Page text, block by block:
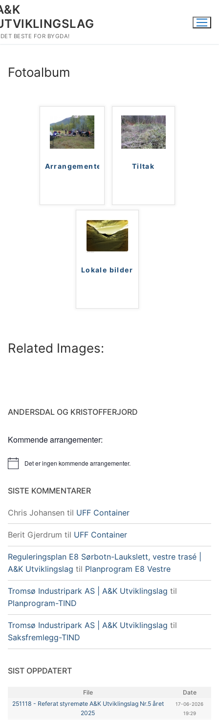
Hopp
til
innholdet
BESTE FOR BYGDA!
Fotoalbum
Arrangementer Tiltak
Lokale bilder
Related Images:
ANDERSDAL OG KRISTOFFERJORD
Kommende arrangementer:
MerknadDet er ingen kommende arrangementer.
SISTE KOMMENTARER
Chris Johansen til UFF Container
Berit Gjerdrum til UFF Container
Reguleringsplan E8 Sørbotn-Laukslett, vestre trasé |
A&K Utviklingslag til Planprogram E8 Vestre
Tromsø Industripark AS | A&K Utviklingslag til
Planprogram-TIND
Tromsø Industripark AS | A&K Utviklingslag til
Saksfremlegg-TIND
SIST OPPDATERT
File
Date
251118 - Referat styremøte A&K Utviklingslag Nr.5 året
2025
17-06-2026
19:29